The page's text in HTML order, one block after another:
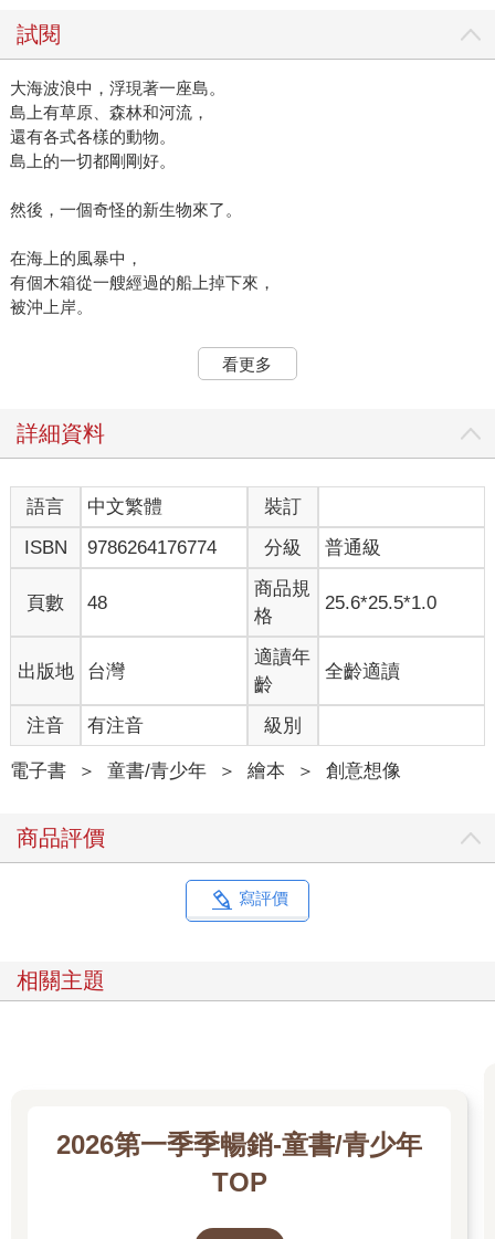
試閱
大海波浪中，浮現著一座島。
島上有草原、森林和河流，
還有各式各樣的動物。
島上的一切都剛剛好。
然後，一個奇怪的新生物來了。
在海上的風暴中，
有個木箱從一艘經過的船上掉下來，
被沖上岸。
木箱裡裝著一個閃閃發亮的新機器人。
你可能會以為羅茲無法融入這座島。
羅茲：我本來就屬於這裡啊！
羅茲很快就發現，這座島荒涼又危險。
為了生存，她必須想辦法適應。
學習他們生存的方法。
看更多
詳細資料
語言 中文繁體
裝訂
ISBN
9786264176774 分級 普通級
頁數 48
商品規
格
25.6*25.5*1.0
出版地 台灣
適讀年
齡
全齡適讀
注音 有注音 級別
電子書 ＞ 童書/青少年 ＞ 繪本 ＞ 創意想像
商品評價
寫評價
相關主題
2026第一季季暢銷-童書/青少年
TOP